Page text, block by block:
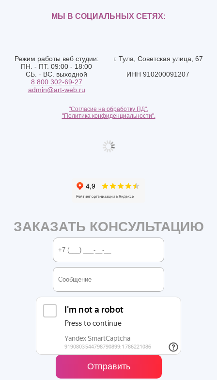
Режим работы веб студии:
ПН. - ПТ. 09:00 - 18:00
СБ. - ВС. выходной
8 800 302-69-27
admin@art-web.ru
г. Тула, Советская улица, 67
ИНН 910200091207
"Согласие на обработку ПД".
"Политика конфиденциальности".
МЫ В СОЦИАЛЬНЫХ СЕТЯХ:
ЗАКАЗАТЬ КОНСУЛЬТАЦИЮ
Отправить